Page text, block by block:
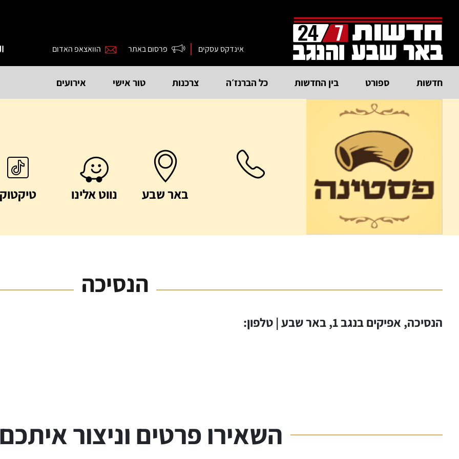
אינדקס עסקים פרסום באתר הוואצאפ האדום
חדשות ספורט בין החדשות כל הברנז׳ה צרכנות טור אישי אירועים
באר שבע נווט אלינו
הנסיכה
הנסיכה, אפיקים בנגב 1, באר שבע | טלפון:
השאירו פרטים וניצור